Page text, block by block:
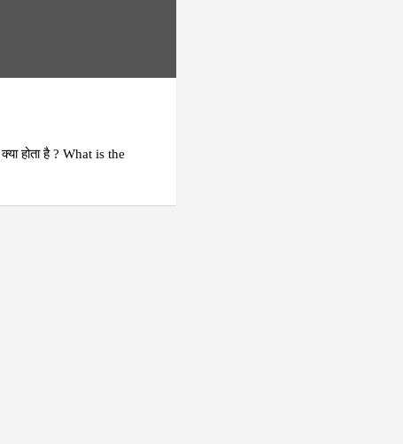
होता है ? What is the